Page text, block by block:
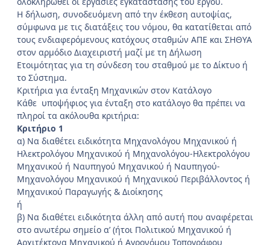
Η δήλωση, συνοδευόμενη από την έκθεση αυτοψίας,
σύμφωνα με τις διατάξεις του νόμου, θα κατατίθεται από
τους ενδιαφερόμενους κατόχους σταθμών ΑΠΕ και ΣΗΘΥΑ
στον αρμόδιο Διαχειριστή μαζί με τη Δήλωση
Ετοιμότητας για τη σύνδεση του σταθμού με το Δίκτυο ή
το Σύστημα.
Κριτήρια για ένταξη Μηχανικών στον Κατάλογο
Κάθε υποψήφιος για ένταξη στο κατάλογο θα πρέπει να
πληροί τα ακόλουθα κριτήρια:
Κριτήριο 1
α) Να διαθέτει ειδικότητα Μηχανολόγου Μηχανικού ή
Ηλεκτρολόγου Μηχανικού ή Μηχανολόγου-Ηλεκτρολόγου
Μηχανικού ή Ναυπηγού Μηχανικού ή Ναυπηγού-
Μηχανολόγου Μηχανικού ή Μηχανικού Περιβάλλοντος ή
Μηχανικού Παραγωγής & Διοίκησης
ή
β) Να διαθέτει ειδικότητα άλλη από αυτή που αναφέρεται
στο ανωτέρω σημείο α’ (ήτοι Πολιτικού Μηχανικού ή
Αρχιτέκτονα Μηχανικού ή Αγρονόμου Τοπογράφου